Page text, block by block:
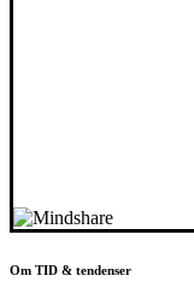
Om TID & tendenser